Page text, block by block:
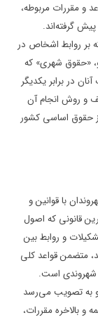
و مقررات مربوطه،
گرفته‌اند.
بر روابط اشخاص در
«حقوق شهری» که
در برابر یکدیگر
و روش انجام آن
حقوق اساسی کشور
با قوانین و
قانونی که اصول
و روابط بین
متضمن قواعد کلی
شهروندی است.
و به تصویب می‌رسد
و بالاخره مقررات،